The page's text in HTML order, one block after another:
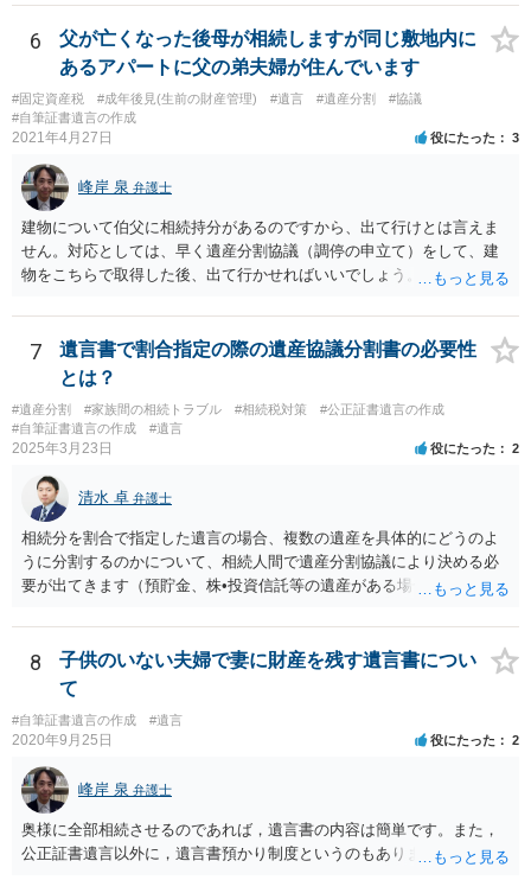
ません。 遺言執行者に就任し、遺言執行が完了したときの報酬だけ、
弁護士費用としてかかります。 ・亡くなった際に、法務局に預けた自
筆証書遺言の存在を親族がなかったものにされる可能性 ⇒自筆の遺言
書を法務局に保管した場合、死亡後、法務局に遺言書の有無を照会す
ることになりますので、「法務局に預けた自筆証書遺言の存在を親族
がなかったもの」にすることはできません。 存在をなかったものにす
がありえますが、その予防方法は、遺言者と面談してみないと判断が
難しいです。
6
父が亡くなった後母が相続しますが同じ敷地内に
あるアパートに父の弟夫婦が住んでいます
#固定資産税 #成年後見(生前の財産管理) #遺言 #遺産分割
#協議
#自筆証書遺言の作成
2021年4月27日 役にたった 3
峰岸 泉 弁護士
建物について伯父に相続持分があるのですから、出て行けとは言えま
せん。対応としては、早く遺産分割協議（調停の申立て）をして、建
物をこちらで取得した後、出て行かせればいいでしょう。 建物の固定
っていない部分については請求すればいいと思います。 なお、家賃に
ついては、お父様自身が遺産分割手続をしなかったのですから、あき
らめるしかないと思います。
7
遺言書で割合指定の際の遺産協議分割書の必要性
とは？
#遺産分割 #家族間の相続トラブル #相続税対策
#公正証書遺言の作成
#自筆証書遺言の作成
#遺言
2025年3月23日 役にたった 2
清水 卓 弁護士
相続分を割合で指定した遺言の場合、複数の遺産を具体的にどうのよ
うに分割するのかについて、相続人間で遺産分割協議により決める必
要が出てきます（預貯金、株•投資信託等の遺産がある場合に、どの遺
投資信託は他の相続人にというような分け方をするのか等について
は、相続人間で遺産分割協議により決める必要があります）。
8
子供のいない夫婦で妻に財産を残す遺言書につい
て
#自筆証書遺言の作成 #遺言
2020年9月25日 役にたった 2
峰岸 泉 弁護士
奥様に全部相続させるのであれば，遺言書の内容は簡単です。また，
公正証書遺言以外に，遺言書預かり制度というのもあります。